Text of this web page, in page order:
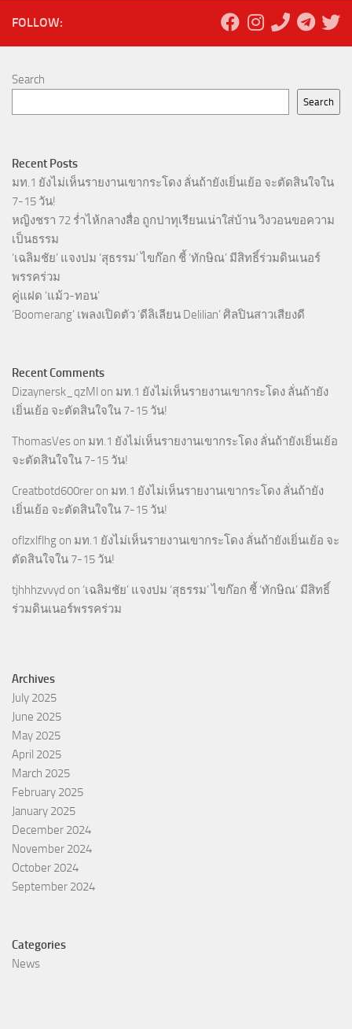
FOLLOW:
Search
Search
Recent Posts
มท.1 ยังไม่เห็นรายงานเขากระโดง ลั่นถ้ายังเยิ่นเย้อ จะตัดสินใจใน
7-15 วัน!
หญิงชรา 72 ร่ำไห้กลางสื่อ ถูกปาทุเรียนเน่าใส่บ้าน วิงวอนขอความ
เป็นธรรม
‘เฉลิมชัย’ แจงปม ‘สุธรรม’ ไขก๊อก ชี้ ‘ทักษิณ’ มีสิทธิ์ร่วมดินเนอร์
พรรคร่วม
คู่แฝด ‘แม้ว-ทอน’
‘Boomerang’ เพลงเปิดตัว ‘ดีลิเลียน Delilian’ ศิลปินสาวเสียงดี
Recent Comments
Dizaynersk_qzMl on มท.1 ยังไม่เห็นรายงานเขากระโดง ลั่นถ้ายัง
เยิ่นเย้อ จะตัดสินใจใน 7-15 วัน!
ThomasVes on มท.1 ยังไม่เห็นรายงานเขากระโดง ลั่นถ้ายังเยิ่นเย้อ
จะตัดสินใจใน 7-15 วัน!
Creatbotd600rer on มท.1 ยังไม่เห็นรายงานเขากระโดง ลั่นถ้ายัง
เยิ่นเย้อ จะตัดสินใจใน 7-15 วัน!
oflzxlflhg on มท.1 ยังไม่เห็นรายงานเขากระโดง ลั่นถ้ายังเยิ่นเย้อ จะ
ตัดสินใจใน 7-15 วัน!
tjhhhzvvyd on ‘เฉลิมชัย’ แจงปม ‘สุธรรม’ ไขก๊อก ชี้ ‘ทักษิณ’ มีสิทธิ์
ร่วมดินเนอร์พรรคร่วม
Archives
July 2025
June 2025
May 2025
April 2025
March 2025
February 2025
January 2025
December 2024
November 2024
October 2024
September 2024
Categories
News